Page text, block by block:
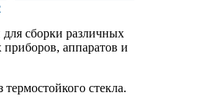
для сборки различных
приборов, аппаратов и
термостойкого стекла.